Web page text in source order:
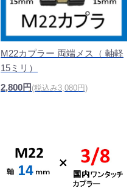
M22カプラー 両端メス（ 軸軽
15ミリ）
2,800円 (税込み3,080円)